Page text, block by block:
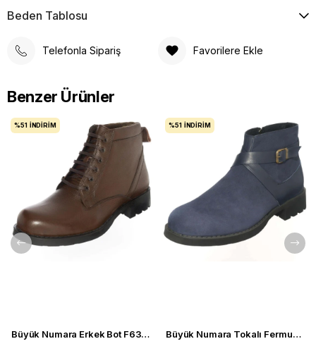
Beden Tablosu
Telefonla Sipariş Favorilere Ekle
Benzer Ürünler
Büyük Numara Erkek Bot F632 Kahve
%51 İNDIRIM
Büyük Numara Tokalı Fermuarlı Bot CS623 Lacivert
%51 İNDIRIM